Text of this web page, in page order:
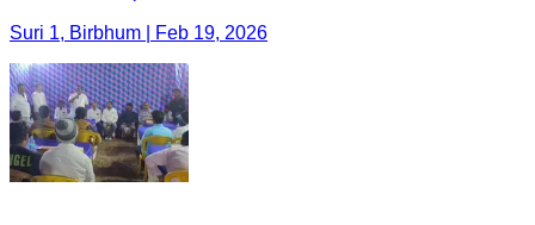
Suri 1, Birbhum | Feb 19, 2026